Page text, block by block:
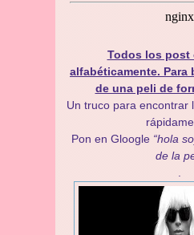
Todos los post
alfabéticamente. Para
de una peli de
Un truco para encontrar
Pon en Gloogle “hola
de la